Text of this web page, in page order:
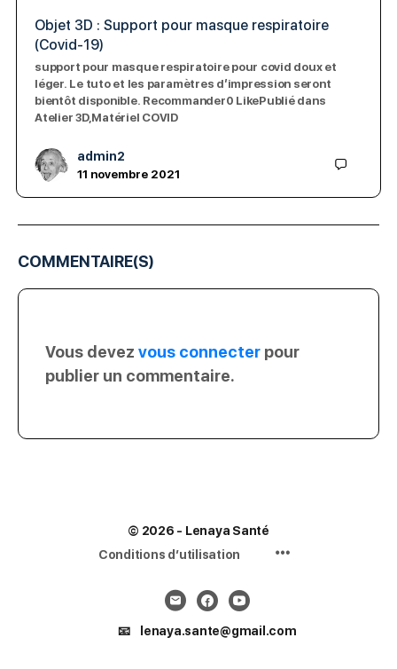
Objet 3D : Support pour masque respiratoire
(Covid-19)
support pour masque respiratoire pour covid doux et
léger. Le tuto et les paramètres d’impression seront
bientôt disponible. Recommander0 LikePublié dans
Atelier 3D,Matériel COVID
admin2
11 novembre 2021
COMMENTAIRE(S)
Vous devez vous connecter pour
publier un commentaire.
© 2026 - Lenaya Santé
Conditions d’utilisation
📧 lenaya.sante@gmail.com